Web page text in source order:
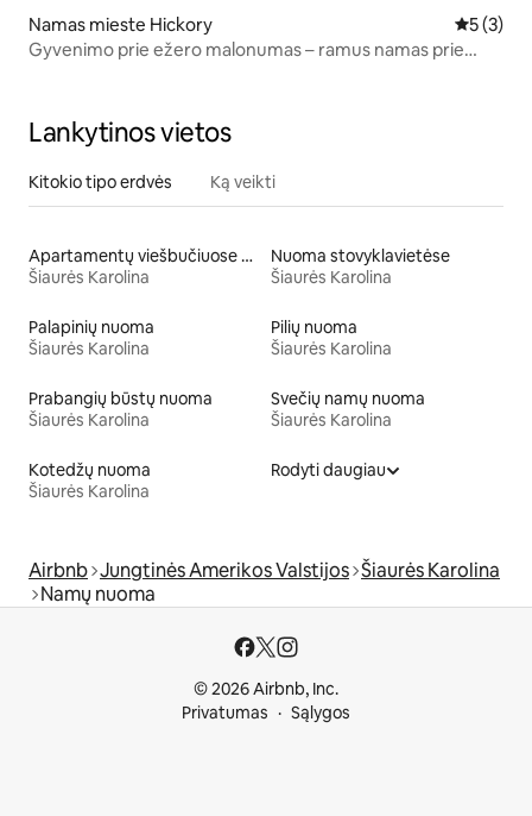
Namas mieste Hickory Vidutinis
5 (3)
Gyvenimo prie ežero malonumas – ramus namas prie
Lankytinos vietos
Kitokio tipo erdvės Ką veikti
Apartamentų viešbučiuose nuoma
Šiaurės Karolina
Nuoma stovyklavietėse
Šiaurės Karolina
Palapinių nuoma
Šiaurės Karolina
Pilių nuoma
Šiaurės Karolina
Prabangių būstų nuoma
Šiaurės Karolina
Svečių namų nuoma
Šiaurės Karolina
Kotedžų nuoma
Šiaurės Karolina
Rodyti daugiau
Airbnb Jungtinės Amerikos Valstijos Šiaurės Karolina
Namų nuoma
© 2026 Airbnb, Inc.
Privatumas
Sąlygos